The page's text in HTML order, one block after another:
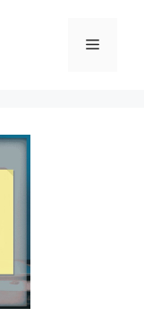
메